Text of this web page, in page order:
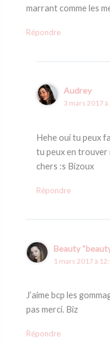
marrant comme les
Répondre
Audrey
3 mars 2017 à
Hehe oui tu peux
tu peux en trouver
chers :s Bizoux
Répondre
Beauty
1 mars 2017 à
J’aime bcp les
pas merci. Biz
Répondre